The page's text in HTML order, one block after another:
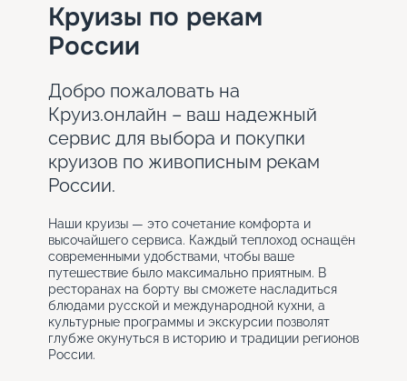
Круизы по рекам
России
Добро пожаловать на
Круиз.онлайн – ваш надежный
сервис для выбора и покупки
круизов по живописным рекам
России.
Наши круизы — это сочетание комфорта и
высочайшего сервиса. Каждый теплоход оснащён
современными удобствами, чтобы ваше
путешествие было максимально приятным. В
ресторанах на борту вы сможете насладиться
блюдами русской и международной кухни, а
культурные программы и экскурсии позволят
глубже окунуться в историю и традиции регионов
России.